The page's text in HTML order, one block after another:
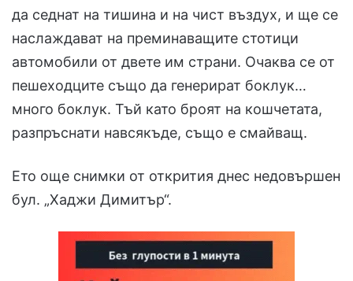
да седнат на тишина и на чист въздух, и ще се
наслаждават на преминаващите стотици
автомобили от двете им страни. Очаква се от
пешеходците също да генерират боклук…
много боклук. Тъй като броят на кошчетата,
разпръснати навсякъде, също е смайващ.
Ето още снимки от открития днес недовършен
бул. „Хаджи Димитър“.